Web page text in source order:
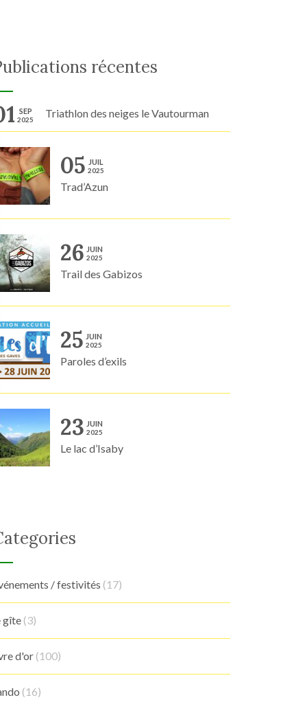
récentes
SEP
2025 Triathlon des neiges le Vautourman
05 JUIL
2025
Trad’Azun
26 JUIN
2025
Trail des Gabizos
25 JUIN
2025
Paroles d’exils
23 JUIN
2025
Le lac d’Isaby
/ festivités (17)
gîte (3)
d'or (100)
(16)